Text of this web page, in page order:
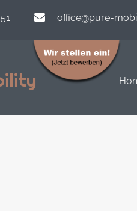
office@pure-